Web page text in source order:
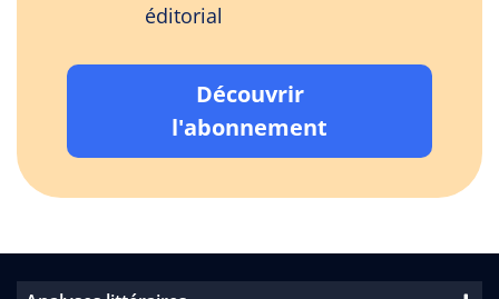
éditorial
Découvrir
l'abonnement